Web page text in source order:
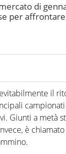
di
per
lo sport:
dove spesso
il
Giunti a metà
è